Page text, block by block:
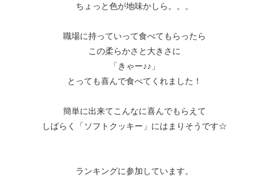
ちょっと色が地味かしら。。。
職場に持っていって食べてもらったら
この柔らかさと大きさに
「きゃー♪♪」
とっても喜んで食べてくれました！
簡単に出来てこんなに喜んでもらえて
しばらく「ソフトクッキー」にはまりそうです☆
ランキングに参加しています。